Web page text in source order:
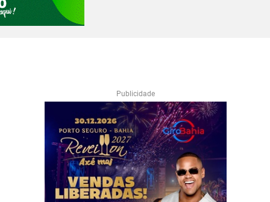
Publicidade